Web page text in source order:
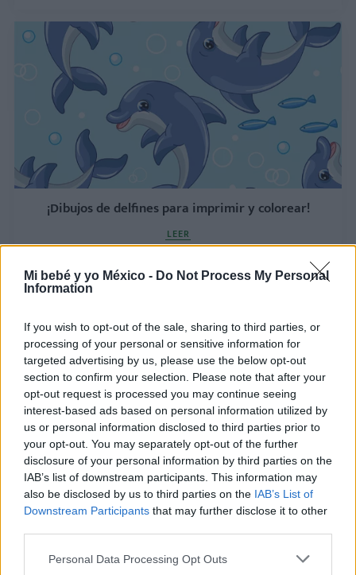
Mi bebé y yo México - Do Not Process My Personal
Information
If you wish to opt-out of the sale, sharing to third parties, or
processing of your personal or sensitive information for
targeted advertising by us, please use the below opt-out
section to confirm your selection. Please note that after your
opt-out request is processed you may continue seeing
interest-based ads based on personal information utilized by
us or personal information disclosed to third parties prior to
your opt-out. You may separately opt-out of the further
disclosure of your personal information by third parties on the
IAB’s list of downstream participants. This information may
also be disclosed by us to third parties on the IAB’s List of
Downstream Participants that may further disclose it to other
Personal Data Processing Opt Outs
¡Dibujos de delfines para imprimir y colorear!
LEER
Dibujos de elefantes: ¡imprime y colorea!
LEER